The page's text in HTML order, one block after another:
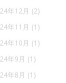
年12月 (2)
年11月 (1)
年10月 (1)
年9月 (1)
年8月 (1)